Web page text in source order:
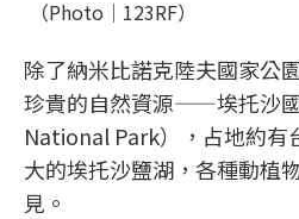
（Photo│123RF）
除了納米比諾克陸夫國家公
珍貴的自然資源——埃托沙
National Park），占地約有
大的埃托沙鹽湖，各種動植
見。